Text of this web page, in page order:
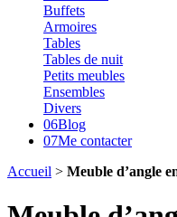
Buffets
Armoires
Tables
Tables de nuit
Petits meubles
Ensembles
Divers
06Blog
07Me contacter
Accueil > Meuble d’angle